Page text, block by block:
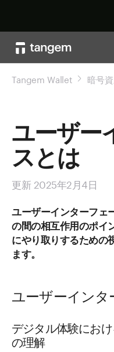
Tangem Wallet 暗号
ユーザー
スとは
更新 2025年2月4日
ユーザーインターフェ
の間の相互作用のポイ
にやり取りするための
ます。
ユーザーイン
デジタル体験にお
の理解